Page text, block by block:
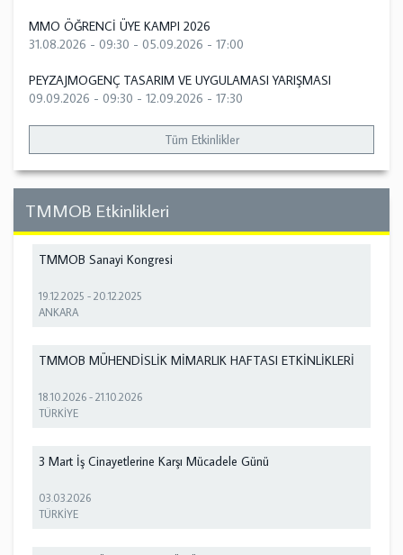
MMO ÖĞRENCİ ÜYE KAMPI 2026
31.08.2026 - 09:30 - 05.09.2026 - 17:00
PEYZAJMOGENÇ TASARIM VE UYGULAMASI YARIŞMASI
09.09.2026 - 09:30 - 12.09.2026 - 17:30
Tüm Etkinlikler
TMMOB Etkinlikleri
TMMOB Sanayi Kongresi
19.12.2025 -20.12.2025
ANKARA
TMMOB MÜHENDİSLİK MİMARLIK HAFTASI ETKİNLİKLERİ
18.10.2026 -21.10.2026
TÜRKİYE
3 Mart İş Cinayetlerine Karşı Mücadele Günü
03.03.2026
TÜRKİYE